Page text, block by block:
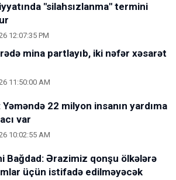
"silahsızlanma" termini
12:07:35 PM
mina partlayıb, iki nəfər xəsarət
11:50:00 AM
Yəməndə 22 milyon insanın yardıma
var
10:02:55 AM
Bağdad: Ərazimiz qonşu ölkələrə
üçün istifadə edilməyəcək